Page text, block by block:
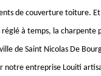
de couverture toiture.
réglé à temps, la charpente
de Saint Nicolas De
notre entreprise Louiti